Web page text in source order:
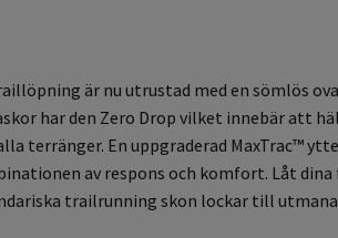
är nu utrustad med en sömlös
har den Zero Drop vilket innebär att
terränger. En uppgraderad MaxTrac™
av respons och komfort. Låt
trailrunning skon lockar till